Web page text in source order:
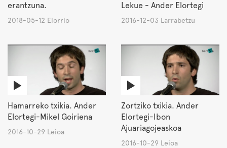
erantzuna.
2018-05-12 Elorrio
Lekue - Ander Elortegi
2016-12-03 Larrabetzu
Hamarreko txikia. Ander
Elortegi-Mikel Goiriena
2016-10-29 Leioa
Zortziko txikia. Ander
Elortegi-Ibon
Ajuariagojeaskoa
2016-10-29 Leioa